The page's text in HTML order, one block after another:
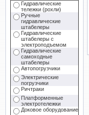
Гидравлические
тележки (рохли)
Ручные
гидравлические
штабелеры
Гидравлические
штабелеры с
электроподъемом
Гидравлические
самоходные
штабелеры
Автопогрузчики
Электрические
погрузчики
Ричтраки
Платформенные
электротележки
Доковое оборудование